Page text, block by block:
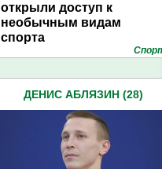
открыли доступ к
необычным видам
спорта
ДЕНИС АБЛЯЗИН (28)